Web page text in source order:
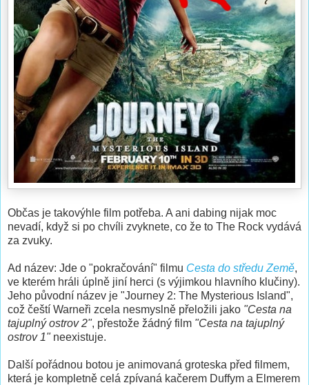
Občas je takovýhle film potřeba. A ani dabing nijak moc
nevadí, když si po chvíli zvyknete, co že to The Rock vydává
za zvuky.
Ad název: Jde o "pokračování" filmu Cesta do středu Země,
ve kterém hráli úplně jiní herci (s výjimkou hlavního klučiny).
Jeho původní název je "Journey 2: The Mysterious Island",
což čeští Warneři zcela nesmyslně přeložili jako "Cesta na
tajuplný ostrov 2", přestože žádný film "Cesta na tajuplný
ostrov 1"neexistuje.
Další pořádnou botou je animovaná groteska před filmem,
která je kompletně celá zpívaná kačerem Duffym a Elmerem